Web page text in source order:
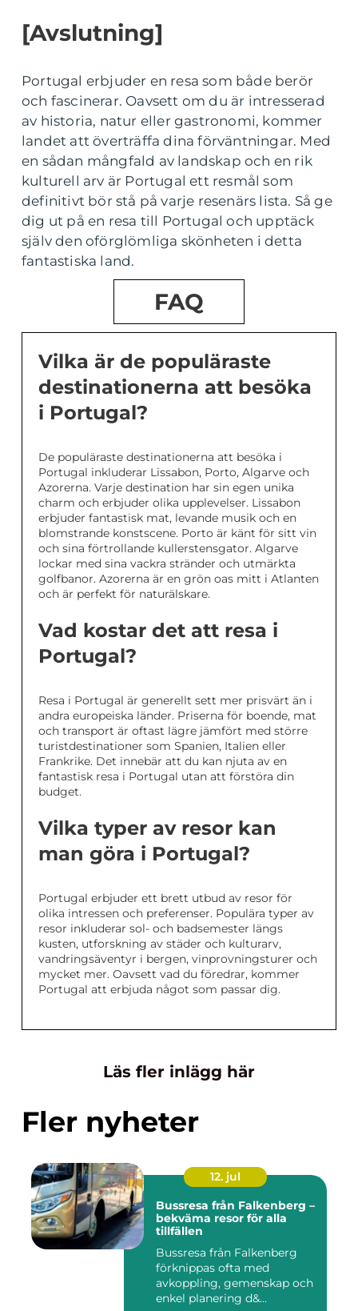
[Avslutning]
Portugal erbjuder en resa som både berör
och fascinerar. Oavsett om du är intresserad
av historia, natur eller gastronomi, kommer
landet att överträffa dina förväntningar. Med
en sådan mångfald av landskap och en rik
kulturell arv är Portugal ett resmål som
definitivt bör stå på varje resenärs lista. Så ge
dig ut på en resa till Portugal och upptäck
själv den oförglömliga skönheten i detta
fantastiska land.
FAQ
Vilka är de populäraste
destinationerna att besöka
i Portugal?
De populäraste destinationerna att besöka i
Portugal inkluderar Lissabon, Porto, Algarve och
Azorerna. Varje destination har sin egen unika
charm och erbjuder olika upplevelser. Lissabon
erbjuder fantastisk mat, levande musik och en
blomstrande konstscene. Porto är känt för sitt vin
och sina förtrollande kullerstensgator. Algarve
lockar med sina vackra stränder och utmärkta
golfbanor. Azorerna är en grön oas mitt i Atlanten
och är perfekt för naturälskare.
Vad kostar det att resa i
Portugal?
Resa i Portugal är generellt sett mer prisvärt än i
andra europeiska länder. Priserna för boende, mat
och transport är oftast lägre jämfört med större
turistdestinationer som Spanien, Italien eller
Frankrike. Det innebär att du kan njuta av en
fantastisk resa i Portugal utan att förstöra din
budget.
Vilka typer av resor kan
man göra i Portugal?
Portugal erbjuder ett brett utbud av resor för
olika intressen och preferenser. Populära typer av
resor inkluderar sol- och badsemester längs
kusten, utforskning av städer och kulturarv,
vandringsäventyr i bergen, vinprovningsturer och
mycket mer. Oavsett vad du föredrar, kommer
Portugal att erbjuda något som passar dig.
Läs fler inlägg här
Fler nyheter
12. jul
Bussresa från Falkenberg –
bekväma resor för alla
tillfällen
Bussresa från Falkenberg
förknippas ofta med
avkoppling, gemenskap och
enkel planering d&...